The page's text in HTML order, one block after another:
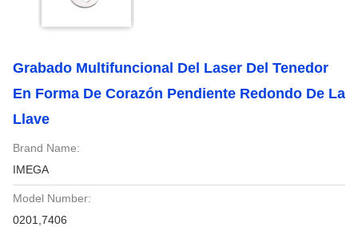
Grabado Multifuncional Del Laser Del Tenedor
En Forma De Corazón Pendiente Redondo De La
Llave
Brand Name:
IMEGA
Model Number:
0201,7406